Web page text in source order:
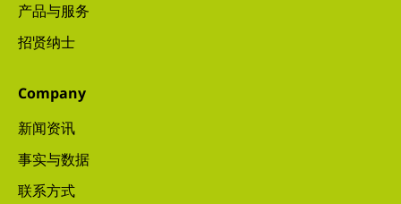
产品与服务
招贤纳士
Company
新闻资讯
事实与数据
联系方式